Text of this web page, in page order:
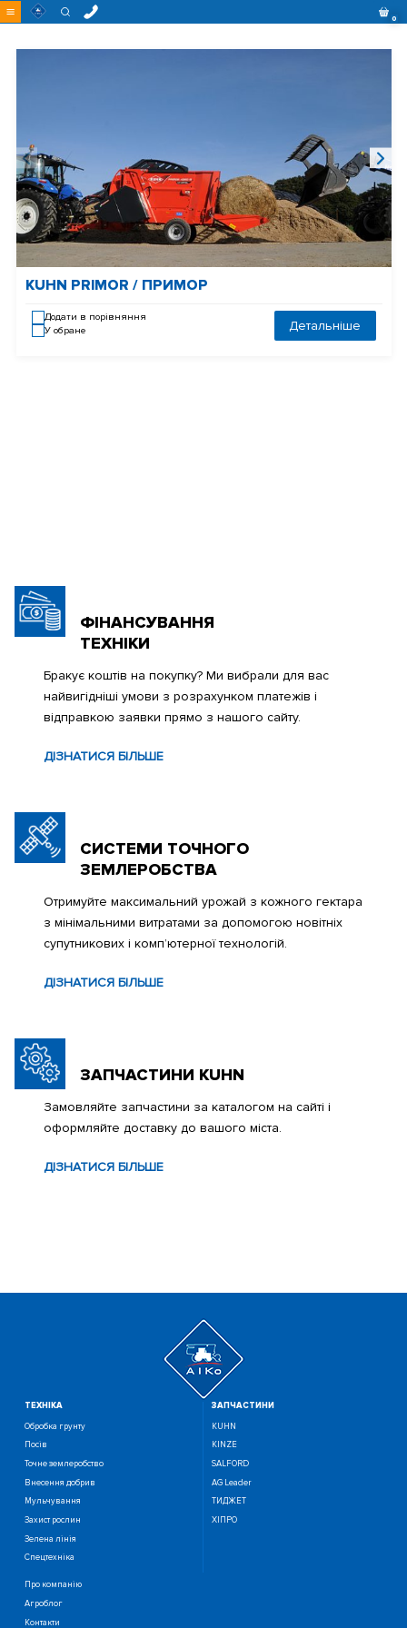
Перейти
до 0
KUHN PRIMOR / ПРИМОР
Додати в порівняння
У обране
Детальніше
ФІНАНСУВАННЯ
ТЕХНІКИ
Бракує коштів на покупку? Ми вибрали для вас
найвигідніші умови з розрахунком платежів і
відправкою заявки прямо з нашого сайту.
ДІЗНАТИСЯ БІЛЬШЕ
СИСТЕМИ ТОЧНОГО
ЗЕМЛЕРОБСТВА
Отримуйте максимальний урожай з кожного гектара
з мінімальними витратами за допомогою новітніх
супутникових і комп’ютерної технологій.
ДІЗНАТИСЯ БІЛЬШЕ
ЗАПЧАСТИНИ KUHN
Замовляйте запчастини за каталогом на сайті і
оформляйте доставку до вашого міста.
ДІЗНАТИСЯ БІЛЬШЕ
ТЕХНIКА
Обробка грунту
Посiв
Точне землеробство
Внесення добрив
Мульчування
Захист рослин
Зелена лінія
Спецтехніка
ЗАПЧАСТИНИ
KUHN
KINZE
SALFORD
AG Leader
ТИДЖЕТ
ХІПРО
Про компанію
Агроблог
Контакти